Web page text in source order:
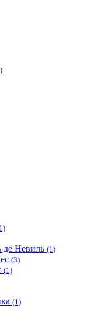
де Нёвиль (1)
(3)
(1)
(1)